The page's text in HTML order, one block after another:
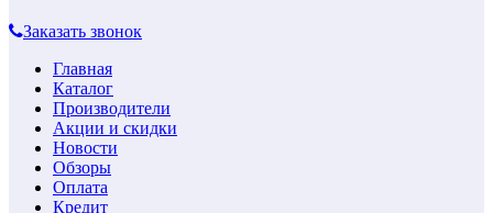
Заказать звонок
Главная
Каталог
Производители
Акции и скидки
Новости
Обзоры
Оплата
Кредит